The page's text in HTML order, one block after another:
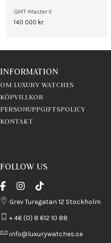
GMT-Master II
140 000 kr
INFORMATION
OM LUXURY WATCHES
KÖPVILLKOR
PERSONUPPGIFTSPOLICY
KONTAKT
FOLLOW US
Grev Turegatan 12 Stockholm
+ 46 (0) 8 612 10 88
info@luxurywatches.se